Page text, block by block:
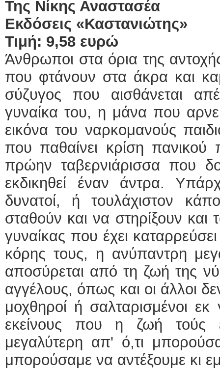
Της Νίκης Αναστασέα
Εκδόσεις «Καστανιώτης»
Τιμή: 9,58 ευρώ
Άνθρωποι στα όρια της
που φτάνουν στα άκρα και
σύζυγος που αισθάνεται
γυναίκα του, η μάνα που
εικόνα του ναρκομανούς
που παθαίνει κρίση
πρώην ταβερνιάρισσα που
εκδικηθεί έναν άντρα.
δυνατοί, ή τουλάχιστον
σταθούν και να στηρίξουν και
γυναίκας που έχει
κόρης τους, η ανύπαντρη
αποσύρεται από τη ζωή της
αγγέλους, όπως και οι άλλοι
μοχθηροί ή σαλταρισμένοι
εκείνους που η ζωή τούς
μεγαλύτερη απ' ό,τι
μπορούσαμε να αντέξουμε κι